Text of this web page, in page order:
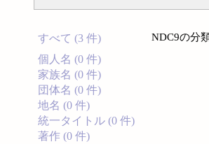
すべて (3 件)
個人名 (0 件)
家族名 (0 件)
団体名 (0 件)
地名 (0 件)
統一タイトル (0 件)
著作 (0 件)
NDC9の分